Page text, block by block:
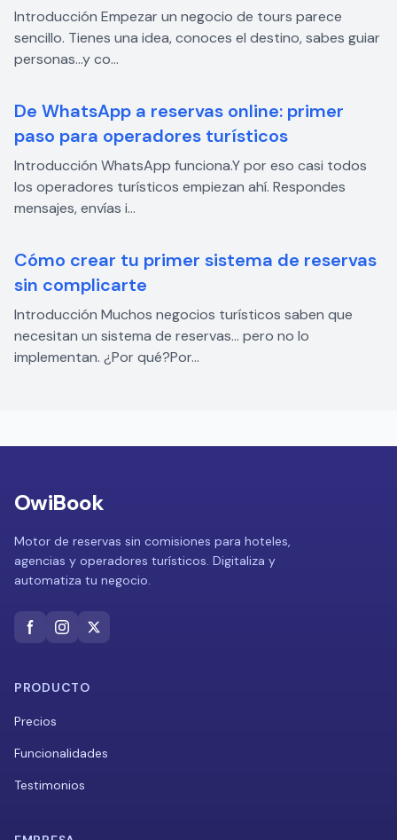
Introducción Empezar un negocio de tours parece
sencillo. Tienes una idea, conoces el destino, sabes guiar
personas…y co...
De WhatsApp a reservas online: primer
paso para operadores turísticos
Introducción WhatsApp funciona.Y por eso casi todos
los operadores turísticos empiezan ahí. Respondes
mensajes, envías i...
Cómo crear tu primer sistema de reservas
sin complicarte
Introducción Muchos negocios turísticos saben que
necesitan un sistema de reservas… pero no lo
implementan. ¿Por qué?Por...
OwiBook
Motor de reservas sin comisiones para hoteles,
agencias y operadores turísticos. Digitaliza y
automatiza tu negocio.
PRODUCTO
Precios
Funcionalidades
Testimonios